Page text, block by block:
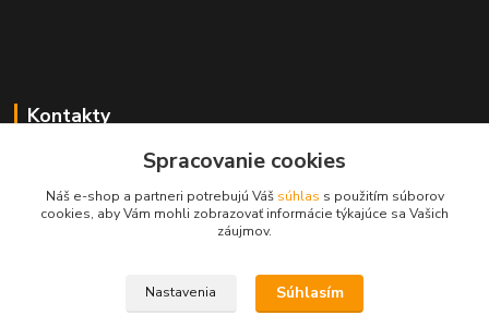
Kontakty
+421 2 529 67 411
(Po - Pia: 10:00 - 17:30)
Spracovanie cookies
Náš e-shop a partneri potrebujú Váš súhlas s použitím súborov
cookies, aby Vám mohli zobrazovať informácie týkajúce sa Vašich
záujmov.
Nastavenia Súhlasím